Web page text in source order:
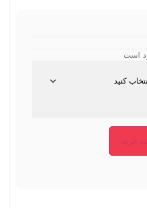
است
خرید